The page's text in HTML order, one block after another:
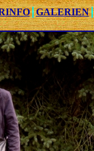
GALERIEN